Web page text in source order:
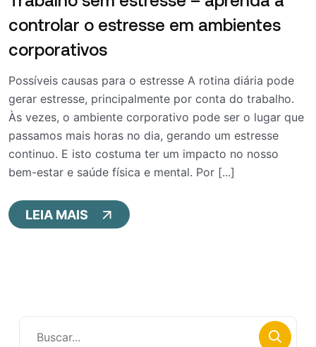
controlar o estresse em ambientes
corporativos
Possíveis causas para o estresse A rotina diária pode
gerar estresse, principalmente por conta do trabalho.
Às vezes, o ambiente corporativo pode ser o lugar que
passamos mais horas no dia, gerando um estresse
continuo. E isto costuma ter um impacto no nosso
bem-estar e saúde física e mental. Por [...]
LEIA MAIS